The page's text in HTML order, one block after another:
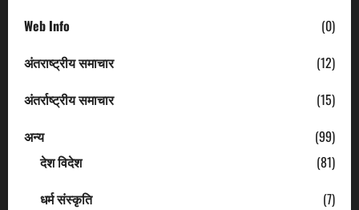
Web Info
(0)
अंतराष्ट्रीय समाचार
(12)
अंतर्राष्ट्रीय समाचार
(15)
अन्य
(99)
देश विदेश
(81)
धर्म संस्कृति
(7)